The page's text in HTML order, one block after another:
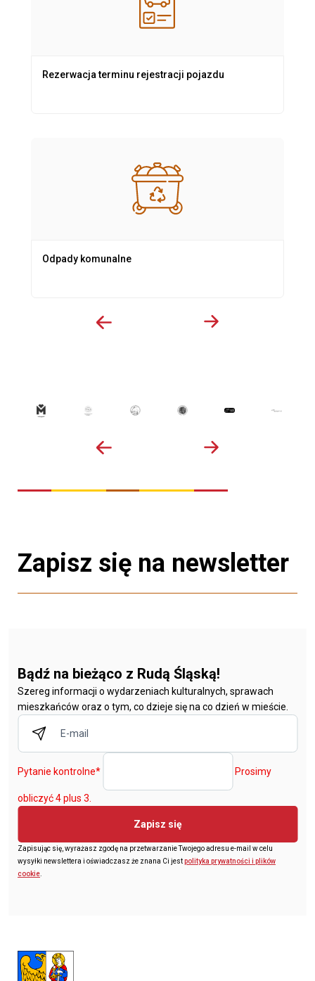
Rezerwacja terminu rejestracji pojazdu
Odpady komunalne
Zapisz się na newsletter
Bądź na bieżąco z Rudą Śląską!
Szereg informacji o wydarzeniach kulturalnych, sprawach
mieszkańców oraz o tym, co dzieje się na co dzień w mieście.
Pytanie kontrolne* Prosimy
obliczyć 4 plus 3.
Zapisz się
Zapisując się, wyrażasz zgodę na przetwarzanie Twojego adresu e-mail w celu
wysyłki newslettera i oświadczasz że znana Ci jestpolityka prywatności i plików
cookie